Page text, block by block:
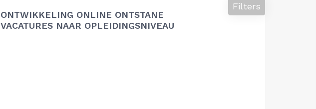
ONTWIKKELING ONLINE ONTSTANE
VACATURES NAAR OPLEIDINGSNIVEAU
Filters